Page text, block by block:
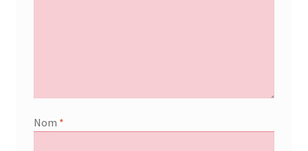
Nom *